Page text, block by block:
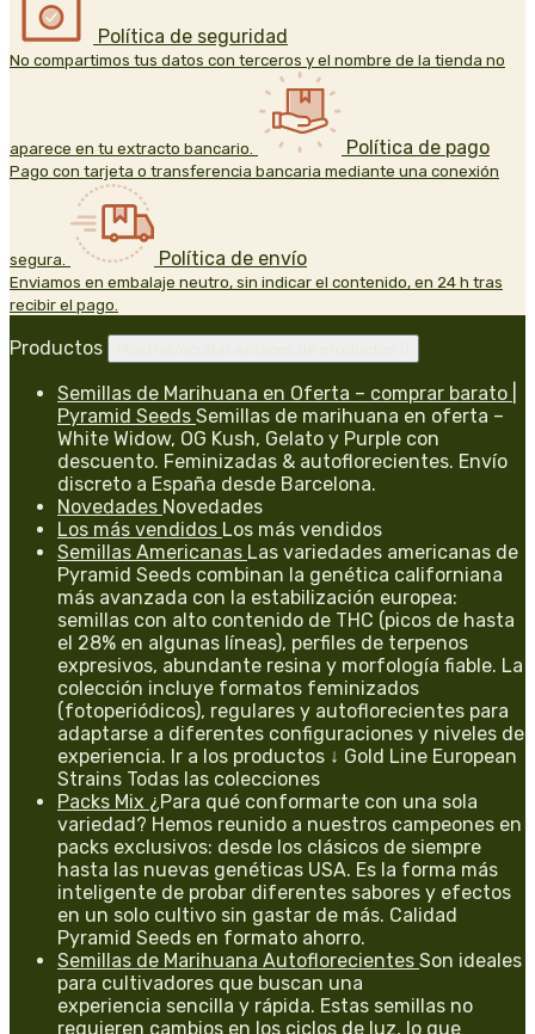
Política de seguridad
No compartimos tus datos con terceros y el nombre de la tienda no
aparece en tu extracto bancario. Política de pago
Pago con tarjeta o transferencia bancaria mediante una conexión
segura. Política de envío
Enviamos en embalaje neutro, sin indicar el contenido, en 24 h tras
recibir el pago.
Productos
Semillas de Marihuana en Oferta – comprar barato |
Pyramid Seeds Semillas de marihuana en oferta –
White Widow, OG Kush, Gelato y Purple con
descuento. Feminizadas & autoflorecientes. Envío
discreto a España desde Barcelona.
Novedades Novedades
Los más vendidos Los más vendidos
Semillas Americanas Las variedades americanas de
Pyramid Seeds combinan la genética californiana
más avanzada con la estabilización europea:
semillas con alto contenido de THC (picos de hasta
el 28% en algunas líneas), perfiles de terpenos
expresivos, abundante resina y morfología fiable. La
colección incluye formatos feminizados
(fotoperiódicos), regulares y autoflorecientes para
adaptarse a diferentes configuraciones y niveles de
experiencia. Ir a los productos ↓ Gold Line European
Strains Todas las colecciones
Packs Mix ¿Para qué conformarte con una sola
variedad? Hemos reunido a nuestros campeones en
packs exclusivos: desde los clásicos de siempre
hasta las nuevas genéticas USA. Es la forma más
inteligente de probar diferentes sabores y efectos
en un solo cultivo sin gastar de más. Calidad
Pyramid Seeds en formato ahorro.
Semillas de Marihuana Autoflorecientes Son ideales
para cultivadores que buscan una
experiencia sencilla y rápida. Estas semillas no
requieren cambios en los ciclos de luz, lo que